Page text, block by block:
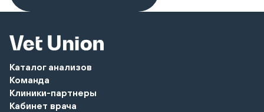
Каталог анализов
Команда
Клиники-партнеры
Кабинет врача